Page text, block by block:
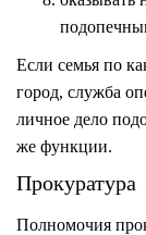
Если семья по
город, служба
личное дело
же функции.
Прокуратура
Полномочия